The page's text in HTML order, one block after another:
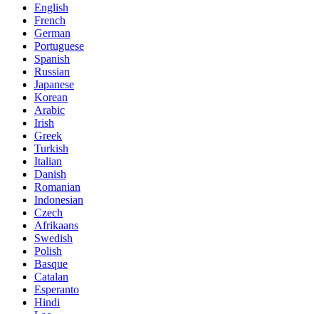
English
French
German
Portuguese
Spanish
Russian
Japanese
Korean
Arabic
Irish
Greek
Turkish
Italian
Danish
Romanian
Indonesian
Czech
Afrikaans
Swedish
Polish
Basque
Catalan
Esperanto
Hindi